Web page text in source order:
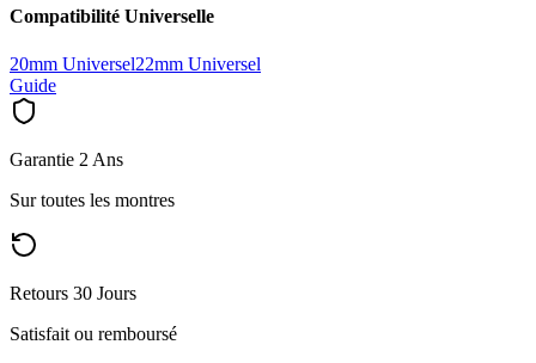
Compatibilité Universelle
20mm Universel22mm Universel
Guide
Garantie 2 Ans
Sur toutes les montres
Retours 30 Jours
Satisfait ou remboursé